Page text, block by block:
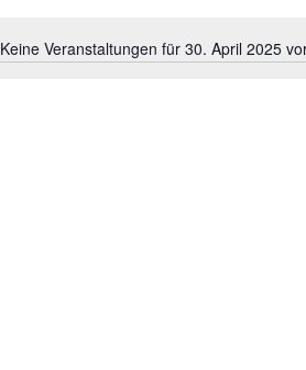
Keine Veranstaltungen für 30. April 2025